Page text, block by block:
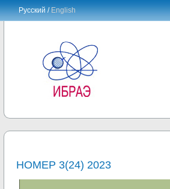
Русский /English
НОМЕР 3(24) 2023